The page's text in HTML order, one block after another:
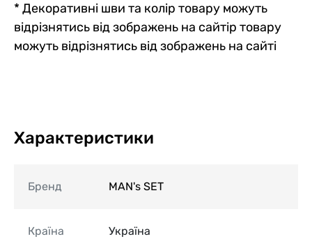
* Декоративні шви та колір товару можуть
відрізнятись від зображень на сайтір товару
можуть відрізнятись від зображень на сайті
Характеристики
Бренд MAN's SET
Країна
Україна